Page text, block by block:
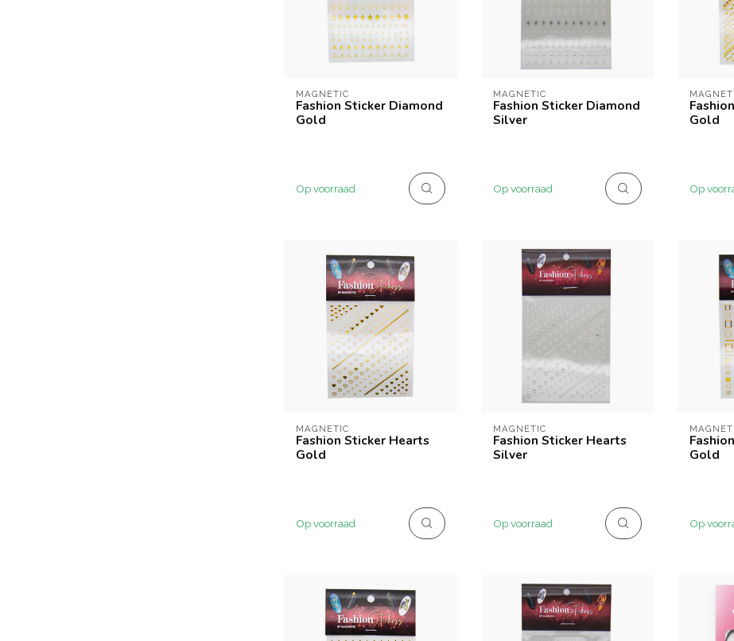
MAGNETIC
Fashion Sticker Diamond
Gold
Op voorraad
MAGNETIC
Fashion Sticker Diamond
Silver
Op voorraad
Gold
Op
MAGNETIC
Fashion Sticker Hearts
Gold
Op voorraad
MAGNETIC
Fashion Sticker Hearts
Silver
Op voorraad
Gold
Op